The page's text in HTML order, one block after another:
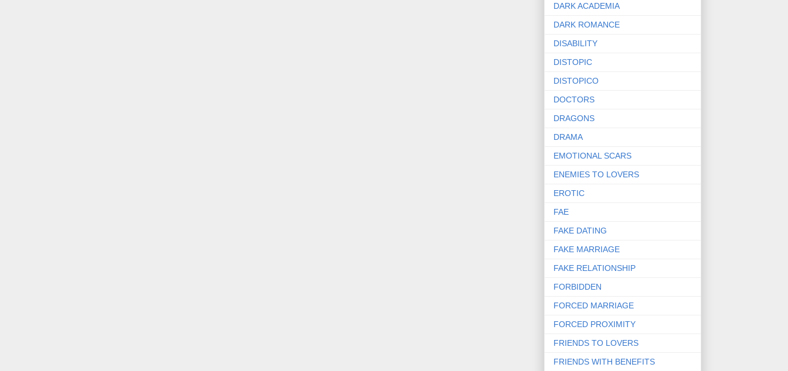
DARK ACADEMIA
DARK ROMANCE
DISABILITY
DISTOPIC
DISTOPICO
DOCTORS
DRAGONS
DRAMA
EMOTIONAL SCARS
ENEMIES TO LOVERS
EROTIC
FAE
FAKE DATING
FAKE MARRIAGE
FAKE RELATIONSHIP
FORBIDDEN
FORCED MARRIAGE
FORCED PROXIMITY
FRIENDS TO LOVERS
FRIENDS WITH BENEFITS